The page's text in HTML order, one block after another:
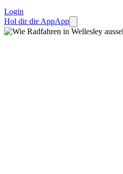
Login
Hol dir die AppApp